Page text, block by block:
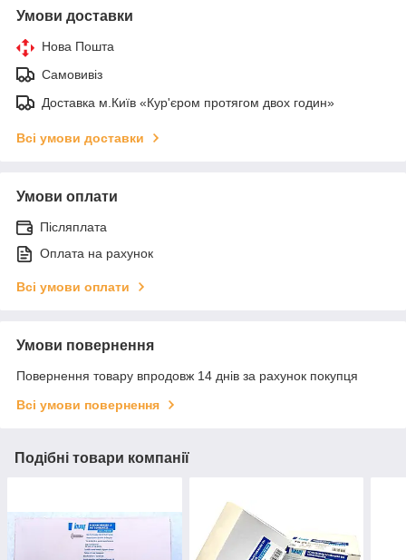
Умови доставки
Нова Пошта
Самовивіз
Доставка м.Київ «Кур'єром протягом двох годин»
Всі умови доставки
Умови оплати
Післяплата
Оплата на рахунок
Всі умови оплати
Умови повернення
Повернення товару впродовж 14 днів за рахунок покупця
Всі умови повернення
Подібні товари компанії